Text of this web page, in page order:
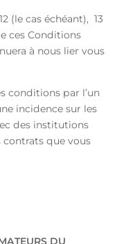
(le cas échéant), 13
ces Conditions
à nous lier vous
conditions par l’un
incidence sur les
des institutions
contrats que vous
DU